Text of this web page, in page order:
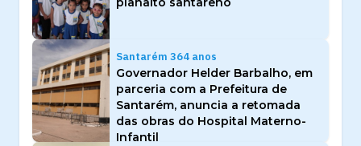
Santarém 364 anos
Governador Helder Barbalho, em
parceria com a Prefeitura de
Santarém, anuncia a retomada
das obras do Hospital Materno-
Infantil